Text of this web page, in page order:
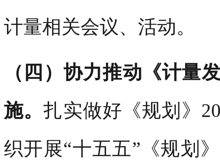
计量相关会议、活动。
（四）协力推动《计量
施。扎实做好《规划》
织开展“十五五”《规划